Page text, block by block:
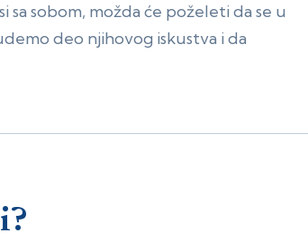
sa sobom, možda će poželeti da se u
deo njihovog iskustva i da